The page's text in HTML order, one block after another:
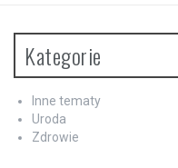
Kategorie
Inne tematy
Uroda
Zdrowie